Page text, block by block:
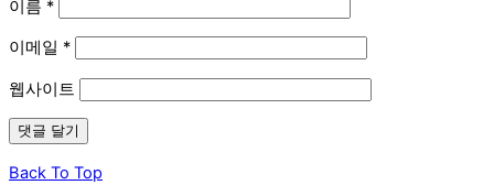
이름 *
이메일 *
웹사이트
Back To Top